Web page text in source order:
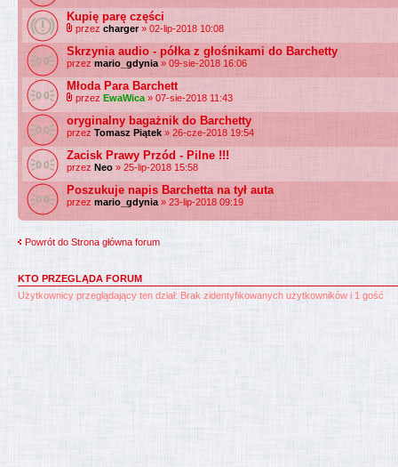
Kupię parę części
przez charger» 02-lip-2018 10:08
Skrzynia audio - półka z głośnikami do Barchetty
przez mario_gdynia » 09-sie-2018 16:06
Młoda Para Barchett
przez EwaWica » 07-sie-2018 11:43
oryginalny bagażnik do Barchetty
przez Tomasz Piątek » 26-cze-2018 19:54
Zacisk Prawy Przód - Pilne !!!
przez Neo » 25-lip-2018 15:58
Poszukuje napis Barchetta na tył auta
przez mario_gdynia » 23-lip-2018 09:19
Powrót do Strona główna forum
KTO PRZEGLĄDA FORUM
Użytkownicy przeglądający ten dział: Brak zidentyfikowanych użytkowników i 1 gość